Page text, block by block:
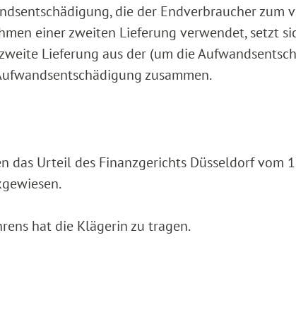
die der Endverbraucher zum
einer zweiten Lieferung verwendet, setzt
Lieferung aus der (um die
zusammen.
das Urteil des Finanzgerichts Düsseldorf vom
hat die Klägerin zu tragen.